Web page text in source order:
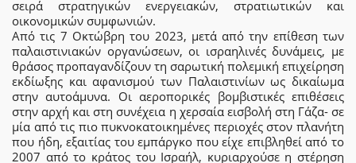
σειρά στρατηγικών ενεργειακών, στρατιωτικών και
οικονομικών συμφωνιών.
Από τις 7 Οκτώβρη του 2023, μετά από την επίθεση των
παλαιστινιακών οργανώσεων, οι ισραηλινές δυνάμεις, με
θράσος προπαγανδίζουν τη σαρωτική πολεμική επιχείρηση
εκδίωξης και αφανισμού των Παλαιστινίων ως δικαίωμα
στην αυτοάμυνα. Οι αεροπορικές βομβιστικές επιθέσεις
στην αρχή και στη συνέχεια η χερσαία εισβολή στη Γάζα- σε
μία από τις πιο πυκνοκατοικημένες περιοχές στον πλανήτη
που ήδη, εξαιτίας του εμπάργκο που είχε επιβληθεί από το
2007 από το κράτος του Ισραήλ, κυριαρχούσε η στέρηση